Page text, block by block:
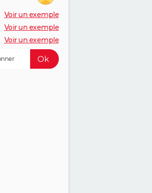
Voir un exemple
Voir un exemple
Voir un exemple